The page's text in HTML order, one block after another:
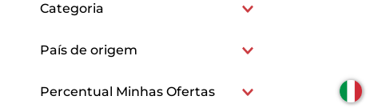
Categoria
País de origem
Percentual Minhas Ofertas